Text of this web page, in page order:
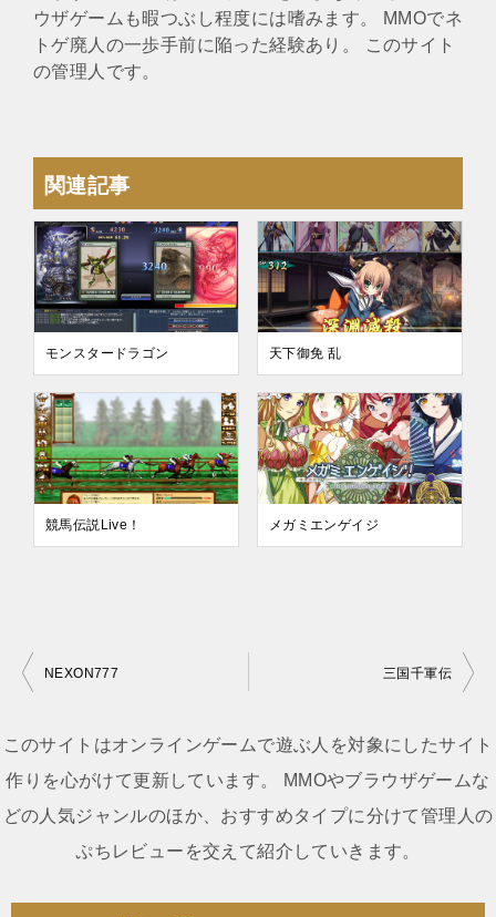
ウザゲームも暇つぶし程度には嗜みます。 MMOでネ
トゲ廃人の一歩手前に陥った経験あり。 このサイト
の管理人です。
関連記事
モンスタードラゴン 天下御免 乱
競馬伝説Live！ メガミエンゲイジ
投
ナ
ビ
ゲ
シ
NEXON777 三国千軍伝
このサイトはオンラインゲームで遊ぶ人を対象にしたサイト
作りを心がけて更新しています。 MMOやブラウザゲームな
どの人気ジャンルのほか、おすすめタイプに分けて管理人の
ぷちレビューを交えて紹介していきます。